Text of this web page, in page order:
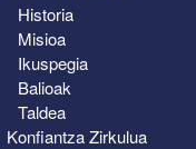
Historia
Misioa
Ikuspegia
Balioak
Taldea
Konfiantza Zirkulua